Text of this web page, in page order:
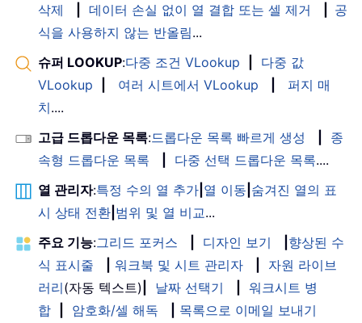
삭제
데이터 손실 없이 열 결합 또는 셀 제거
공
식을 사용하지 않는 반올림...
슈퍼 LOOKUP:다중 조건 VLookup
다중 값
VLookup
여러 시트에서 VLookup
퍼지 매
치....
고급 드롭다운 목록:드롭다운 목록 빠르게 생성
종
속형 드롭다운 목록
다중 선택 드롭다운 목록....
열 관리자:특정 수의 열 추가 열 이동 숨겨진 열의 표
시 상태 전환 범위 및 열 비교...
주요 기능:그리드 포커스 디자인 보기
향상된 수
식 표시줄
워크북 및 시트 관리자
자원 라이브
러리(자동 텍스트) 날짜 선택기
워크시트 병
합
암호화/셀 해독
목록으로 이메일 보내기